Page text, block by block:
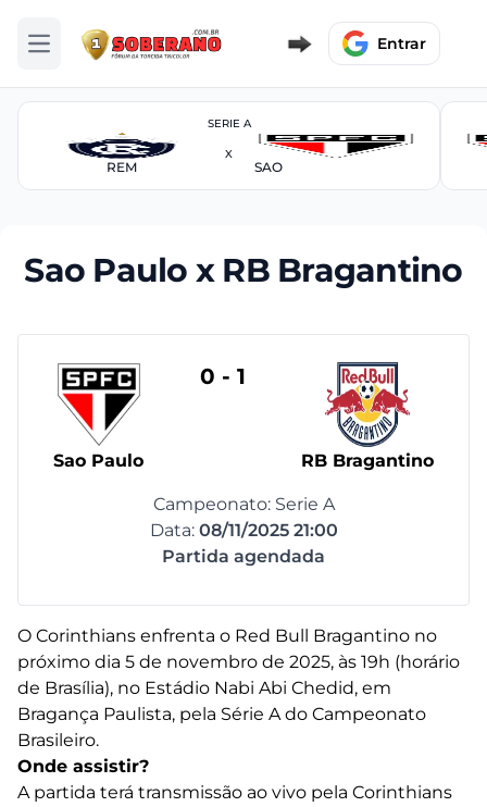
Abrir menu Entrar
SERIE A
REM
X
SAO
Sao Paulo x RB Bragantino
Sao Paulo
0 - 1
RB Bragantino
Campeonato: Serie A
Data: 08/11/2025 21:00
Partida agendada
O Corinthians enfrenta o Red Bull Bragantino no
próximo dia 5 de novembro de 2025, às 19h (horário
de Brasília), no Estádio Nabi Abi Chedid, em
Bragança Paulista, pela Série A do Campeonato
Brasileiro.
Onde assistir?
A partida terá transmissão ao vivo pela Corinthians